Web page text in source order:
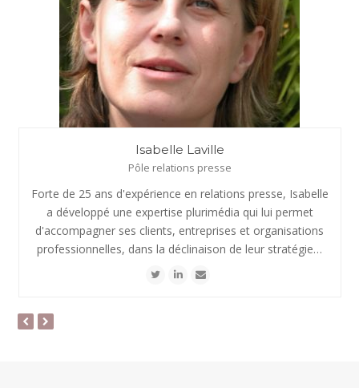
Isabelle Laville
Pôle relations presse
Forte de 25 ans d'expérience en relations presse, Isabelle
a développé une expertise plurimédia qui lui permet
d'accompagner ses clients, entreprises et organisations
professionnelles, dans la déclinaison de leur stratégie…
TwitterLinkedinEmail
previous